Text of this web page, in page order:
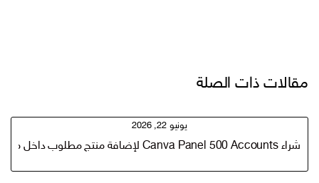
مقالات ذات الصلة
يونيو 22, 2026
شراء Canva Panel 500 Accounts لإضافة منتج مطلوب داخل متجرك الرقمي